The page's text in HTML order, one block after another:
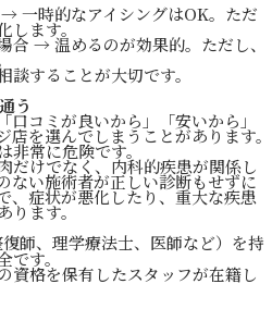
一時的なアイシングはOK。ただ
します。
合 → 温めるのが効果的。ただし、
することが大切です。
う
コミが良いから」「安いから」
を選んでしまうことがあります。
非常に危険です。
だけでなく、内科的疾患が関係し
ない施術者が正しい診断もせずに
、症状が悪化したり、重大な疾患
ります。
師、理学療法士、医師など）を持
です。
資格を保有したスタッフが在籍し